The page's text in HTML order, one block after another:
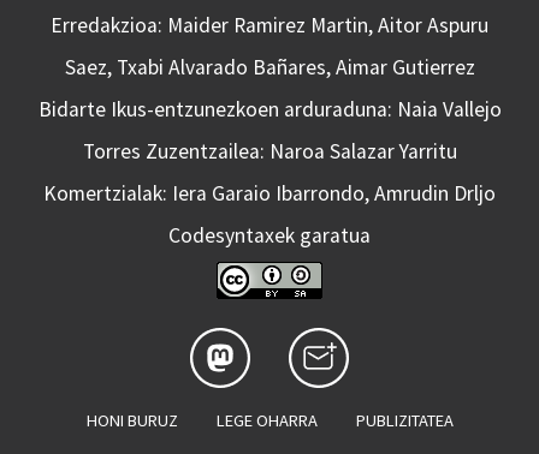
Erredakzioa: Maider Ramirez Martin, Aitor Aspuru
Saez, Txabi Alvarado Bañares, Aimar Gutierrez
Bidarte Ikus-entzunezkoen arduraduna: Naia Vallejo
Torres Zuzentzailea: Naroa Salazar Yarritu
Komertzialak: Iera Garaio Ibarrondo, Amrudin Drljo
Codesyntaxek garatua
HONI BURUZ LEGE OHARRA PUBLIZITATEA